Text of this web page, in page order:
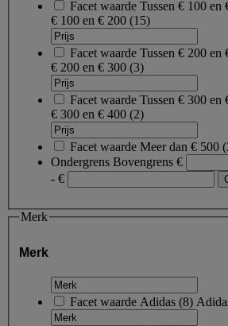
Facet waarde Tussen € 100 en
€ 100 en € 200 (15)
Facet waarde Tussen € 200 en
€ 200 en € 300 (3)
Facet waarde Tussen € 300 en
€ 300 en € 400 (2)
Facet waarde Meer dan € 500 (
Ondergrens Bovengrens €
- €
Merk
Merk
Facet waarde Adidas (8)